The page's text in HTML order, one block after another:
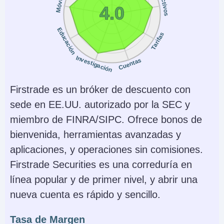
JFSA, SC
Instrumentos
Acciones, Opciones,
ETFs, ADRs, OTCs
Plataformas
Desktop Platform,
Mobile App
USD, HKD, SGD No
AI
Yes
Stop Loss Garantizado
No
Activos
Tarifas
Cuentas
Investigación
Educación
Móvil 4.0
Firstrade es un bróker de descuento con
sede en EE.UU. autorizado por la SEC y
miembro de FINRA/SIPC. Ofrece bonos de
bienvenida, herramientas avanzadas y
aplicaciones, y operaciones sin comisiones.
Firstrade Securities es una correduría en
línea popular y de primer nivel, y abrir una
nueva cuenta es rápido y sencillo.
Tasa de Margen